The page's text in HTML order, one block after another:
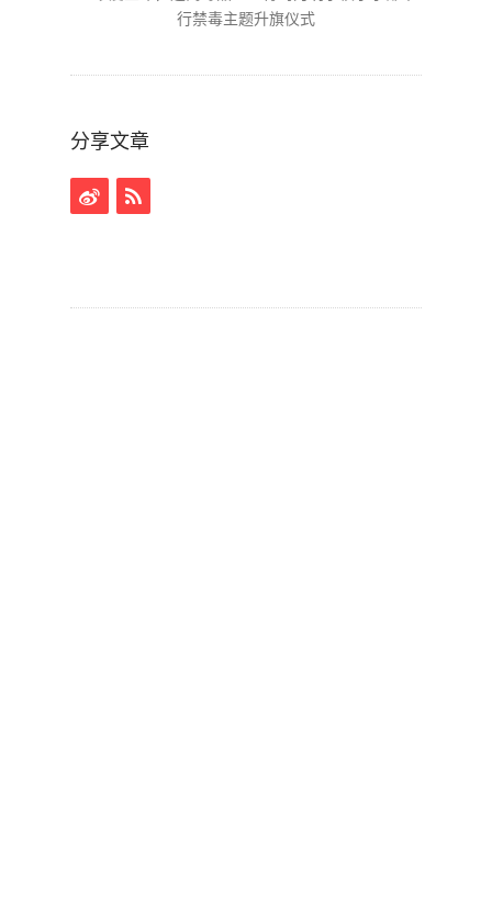
分享文章